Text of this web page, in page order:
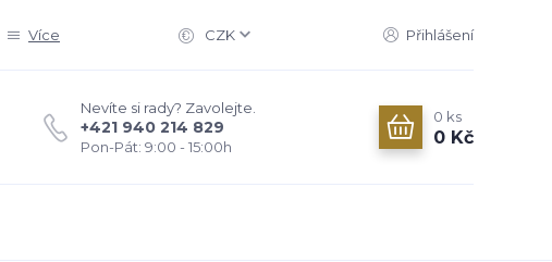
Více CZK Přihlášení
Nevíte si rady? Zavolejte.
+421 940 214 829
Pon-Pát: 9:00 - 15:00h
0 ks
0 Kč